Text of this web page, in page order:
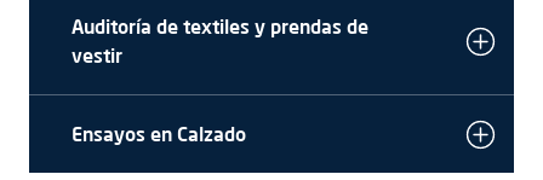
Auditoría de textiles y prendas de
vestir
Ensayos en Calzado